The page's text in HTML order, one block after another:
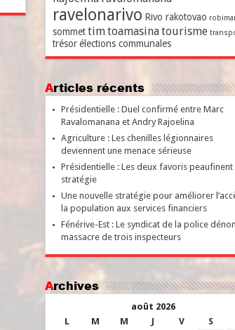
ravelonarivo Rivo rakotovao
sommet timtoamasinatourisme
trésor élections communales
Articles récents
Présidentielle : Duel confirmé entre Marc
Ravalomanana et Andry Rajoelina
Agriculture : Les chenilles légionnaires
deviennent une menace sérieuse
Présidentielle : Les deux favoris peaufinent
stratégie
Une nouvelle stratégie pour améliorer
la population aux services financiers
Fénérive-Est : Le syndicat de la police
massacre de trois inspecteurs
Archives
août 2026
L
M M J V S